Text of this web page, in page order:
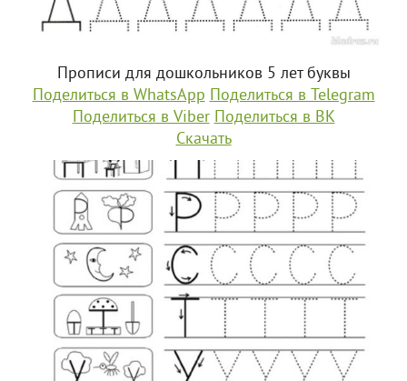
Прописи для дошкольников 5 лет буквы
Поделиться в WhatsApp Поделиться в Telegram
Поделиться в Viber Поделиться в ВК
Скачать